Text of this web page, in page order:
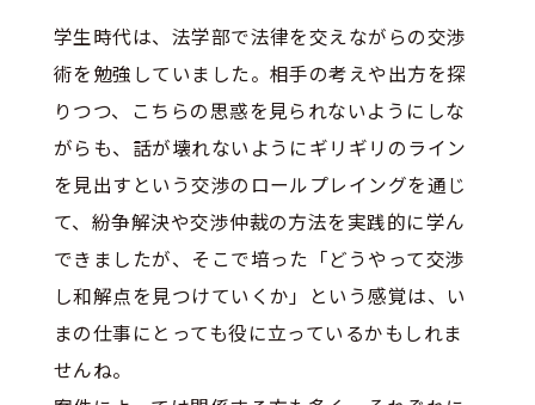
学生時代は、法学部で法律を交えながらの交渉
術を勉強していました。相手の考えや出方を探
りつつ、こちらの思惑を見られないようにしな
がらも、話が壊れないようにギリギリのライン
を見出すという交渉のロールプレイングを通じ
て、紛争解決や交渉仲裁の方法を実践的に学ん
できましたが、そこで培った「どうやって交渉
し和解点を見つけていくか」という感覚は、い
まの仕事にとっても役に立っているかもしれま
せんね。